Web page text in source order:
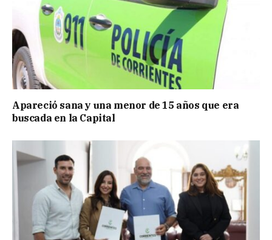
Apareció sana y una menor de 15 años que era
buscada en la Capital